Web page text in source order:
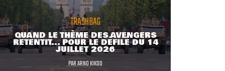
TRASHBAG
QUAND LE THÈME DES AVENGERS
RETENTIT... POUR LE DÉFILÉ DU 14
JUILLET 2026
PARARNO KIKOO